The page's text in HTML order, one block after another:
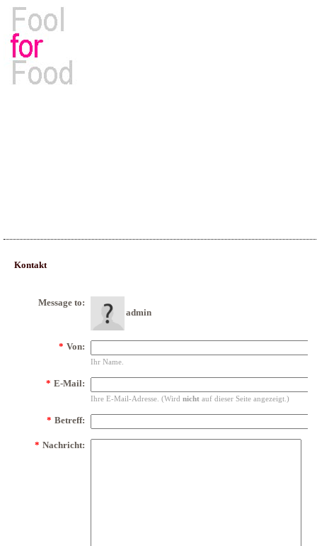
Kontakt
Message to:
admin
* Von:
Ihr Name.
* E-Mail:
Ihre E-Mail-Adresse. (Wird nicht auf dieser Seite angezeigt.)
* Betreff:
* Nachricht: